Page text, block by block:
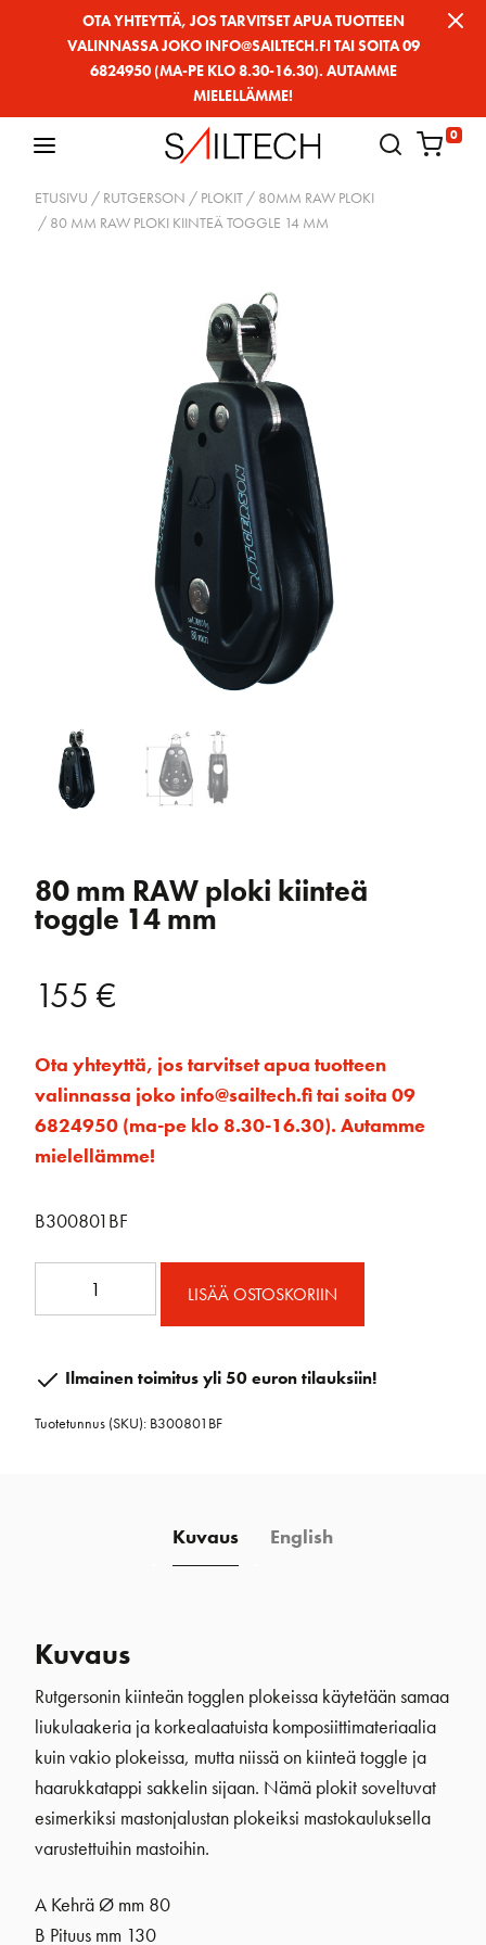
OTA YHTEYTTÄ, JOS TARVITSET APUA TUOTTEEN
VALINNASSA JOKO INFO@SAILTECH.FI TAI SOITA 09
6824950 (MA-PE KLO 8.30-16.30). AUTAMME
MIELELLÄMME!
0
ETUSIVU / RUTGERSON / PLOKIT / 80MM RAW PLOKI
/ 80 MM RAW PLOKI KIINTEÄ TOGGLE 14 MM
80 mm RAW ploki kiinteä
toggle 14 mm
155 €
Ota yhteyttä, jos tarvitset apua tuotteen
valinnassa joko info@sailtech.fi tai soita 09
6824950 (ma-pe klo 8.30-16.30). Autamme
mielellämme!
B300801BF
ploki
toggle
LISÄÄ OSTOSKORIIN
Ilmainen toimitus yli 50 euron tilauksiin!
Tuotetunnus (SKU): B300801BF
Kuvaus English
Kuvaus
Rutgersonin kiinteän togglen plokeissa käytetään samaa
liukulaakeria ja korkealaatuista komposiittimateriaalia
kuin vakio plokeissa, mutta niissä on kiinteä toggle ja
haarukkatappi sakkelin sijaan. Nämä plokit soveltuvat
esimerkiksi mastonjalustan plokeiksi mastokauluksella
varustettuihin mastoihin.
A Kehrä Ø mm 80
B Pituus mm 130